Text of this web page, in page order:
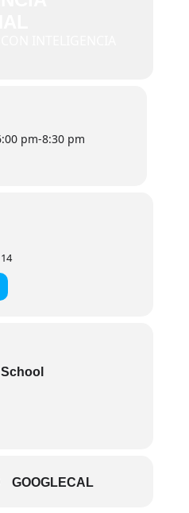
pm-8:30 pm
GOOGLECAL